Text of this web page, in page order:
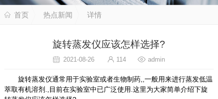
首页 热点新闻 详情
旋转蒸发仪应该怎样选择?
2021-08-26 114 admin
旋转蒸发仪通常用于实验室或者生物制药,,一般用来进行蒸发低温
萃取有机溶剂.,目前在实验室中已广泛使用.这里为大家简单介绍下旋